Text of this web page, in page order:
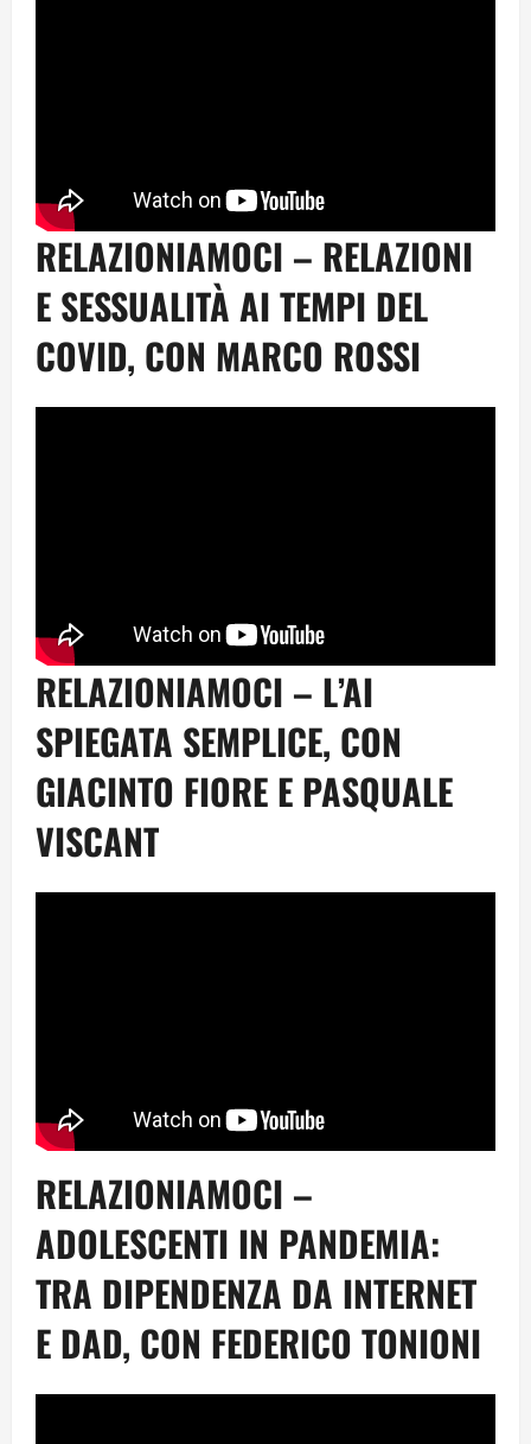
RELAZIONIAMOCI – RELAZIONI
E SESSUALITÀ AI TEMPI DEL
COVID, CON MARCO ROSSI
RELAZIONIAMOCI – L’AI
SPIEGATA SEMPLICE, CON
GIACINTO FIORE E PASQUALE
VISCANT
RELAZIONIAMOCI –
ADOLESCENTI IN PANDEMIA:
TRA DIPENDENZA DA INTERNET
E DAD, CON FEDERICO TONIONI